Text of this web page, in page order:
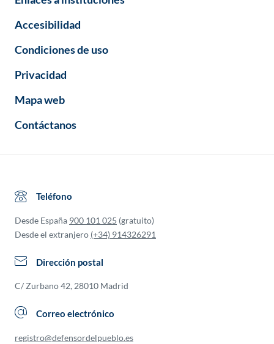
Accesibilidad
Condiciones de uso
Privacidad
Mapa web
Contáctanos
Teléfono
Desde España 900 101 025 (gratuito)
Desde el extranjero (+34) 914326291
Dirección postal
C/ Zurbano 42, 28010 Madrid
Correo electrónico
registro@defensordelpueblo.es